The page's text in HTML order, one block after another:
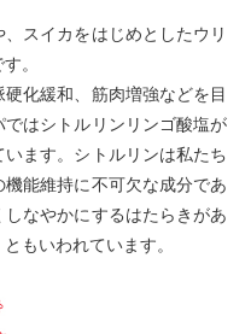
スイカをはじめとしたウリ
。
化緩和、筋肉増強などを目
はシトルリンリンゴ酸塩が
ます。シトルリンは私たち
能維持に不可欠な成分であ
なやかにするはたらきがあ
もいわれています。